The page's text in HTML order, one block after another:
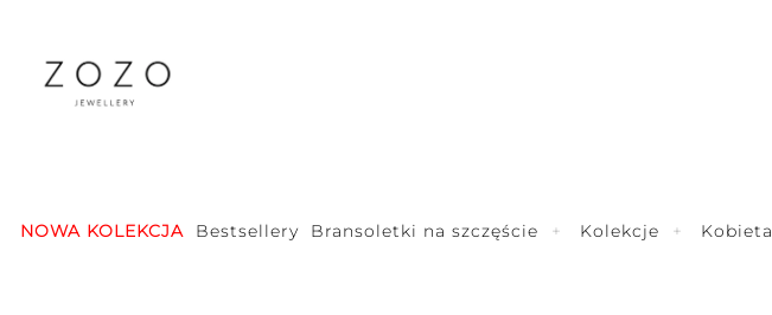
NOWA KOLEKCJA Bestsellery Bransoletki na szczęście Kolekcje Kobieta